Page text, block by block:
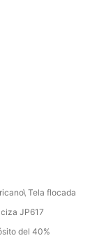
Tela flocada
JP617
del 40%